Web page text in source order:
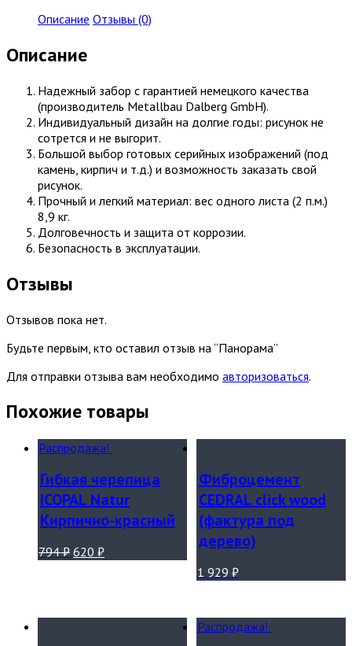
Описание Отзывы (0)
Описание
Надежный забор с гарантией немецкого качества
(производитель Metallbau Dalberg GmbH).
Индивидуальный дизайн на долгие годы: рисунок не
сотрется и не выгорит.
Большой выбор готовых серийных изображений (под
камень, кирпич и т.д.) и возможность заказать свой
рисунок.
Прочный и легкий материал: вес одного листа (2 п.м.)
8,9 кг.
Долговечность и защита от коррозии.
Безопасность в эксплуатации.
Отзывы
Отзывов пока нет.
Будьте первым, кто оставил отзыв на “Панорама”
Для отправки отзыва вам необходимо авторизоваться.
Похожие товары
Распродажа!
Гибкая черепица
ICOPAL Natur
Кирпично-красный
794₽ 620 ₽
Фиброцемент
CEDRAL click wood
(фактура под
дерево)
1 929 ₽
Распродажа!